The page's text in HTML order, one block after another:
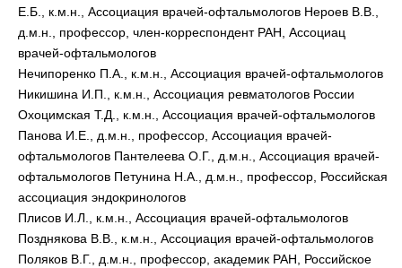
Е.Б., к.м.н., Ассоциация врачей-офтальмологов Нероев В.В.,
д.м.н., профессор, член-корреспондент РАН, Ассоциац
врачей-офтальмологов
Нечипоренко П.А., к.м.н., Ассоциация врачей-офтальмологов
Никишина И.П., к.м.н., Ассоциация ревматологов России
Охоцимская Т.Д., к.м.н., Ассоциация врачей-офтальмологов
Панова И.Е., д.м.н., профессор, Ассоциация врачей-
офтальмологов Пантелеева О.Г., д.м.н., Ассоциация врачей-
офтальмологов Петунина Н.А., д.м.н., профессор, Российская
ассоциация эндокринологов
Плисов И.Л., к.м.н., Ассоциация врачей-офтальмологов
Позднякова В.В., к.м.н., Ассоциация врачей-офтальмологов
Поляков В.Г., д.м.н., профессор, академик РАН, Российское